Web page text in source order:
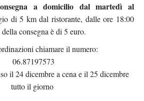
a domicilio dal martedì al
di 5 km dal ristorante, dalle ore 18:00
consegna è di 5 euro.
chiamare il numero:
06.87197573
il 24 dicembre a cena e il 25 dicembre
tutto il giorno